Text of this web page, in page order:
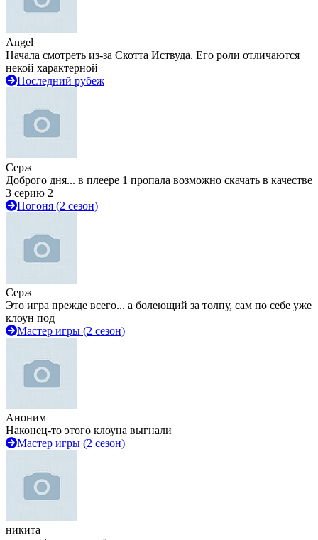
Angel
Начала смотреть из-за Скотта Иствуда. Его роли отличаются
некой характерной
Последний рубеж
Серж
Доброго дня... в плеере 1 пропала возможно скачать в качестве
3 серию 2
Погоня (2 сезон)
Серж
Это игра прежде всего... а болеющий за толпу, сам по себе уже
клоун под
Мастер игры (2 сезон)
Аноним
Наконец-то этого клоуна выгнали
Мастер игры (2 сезон)
никита